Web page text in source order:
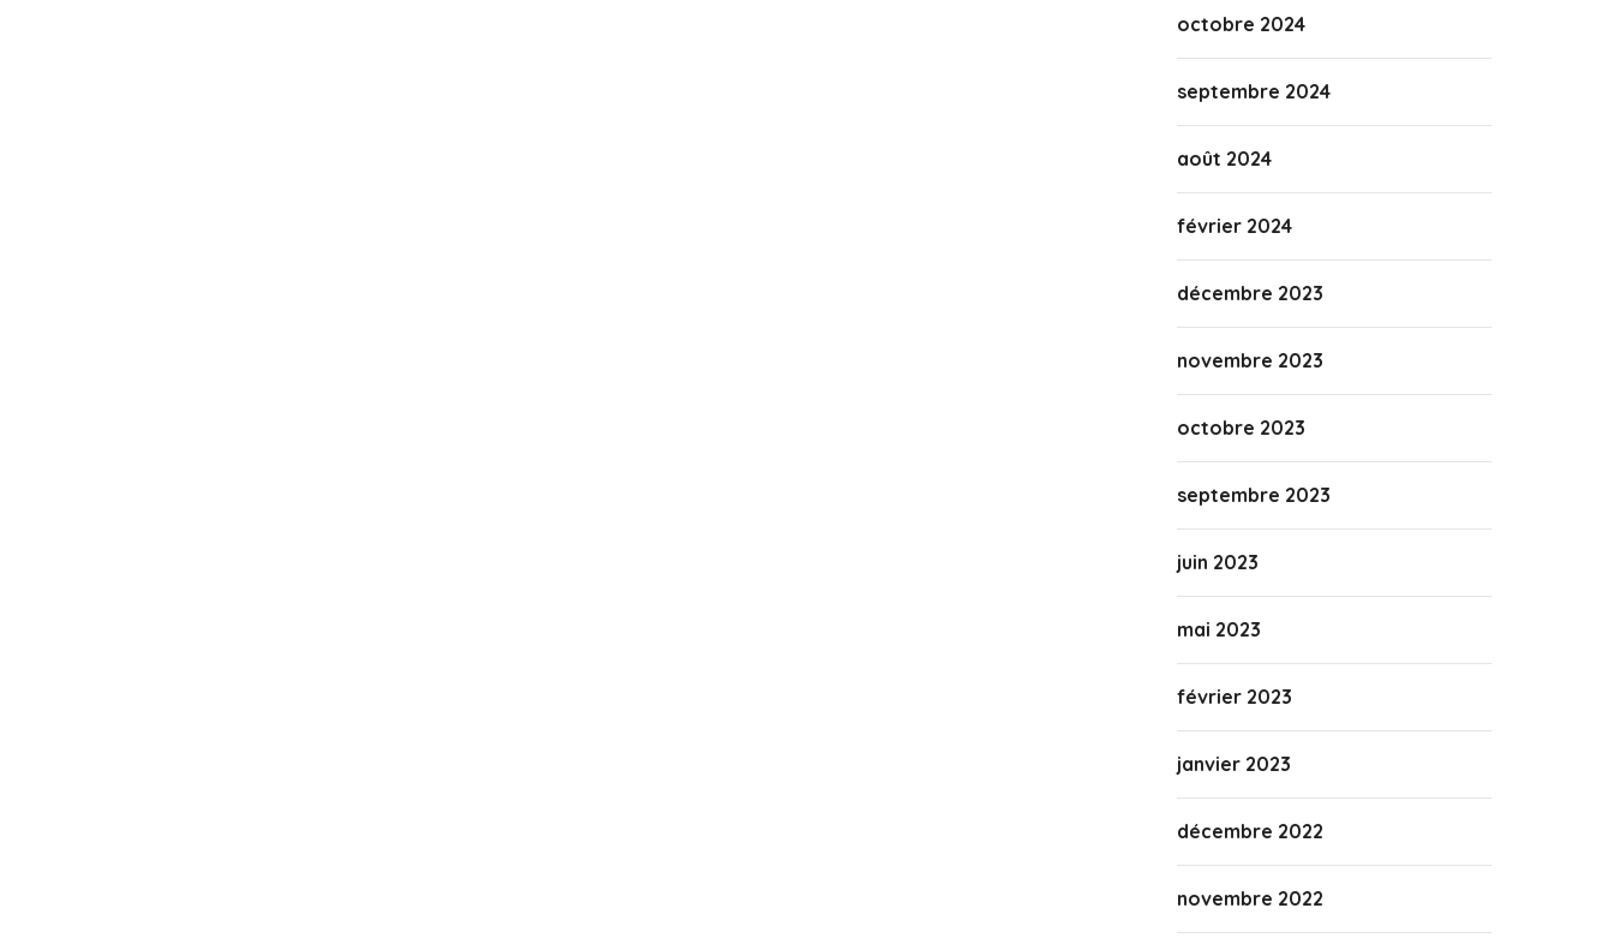
octobre 2024
septembre 2024
août 2024
février 2024
décembre 2023
novembre 2023
octobre 2023
septembre 2023
juin 2023
mai 2023
février 2023
janvier 2023
décembre 2022
novembre 2022